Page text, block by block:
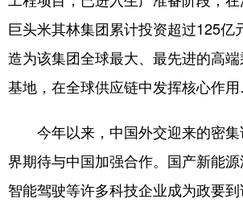
巨头米其林集团累计投资超过125亿
造为该集团全球最大、最先进的高
基地，在全球供应链中发挥核心作
今年以来，中国外交迎来的密集
界期待与中国加强合作。国产新能源
智能驾驶等许多科技企业成为政要到